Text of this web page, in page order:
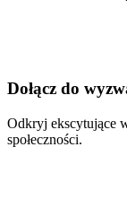
Dołącz do
Odkryj ekscytujące
społeczności.